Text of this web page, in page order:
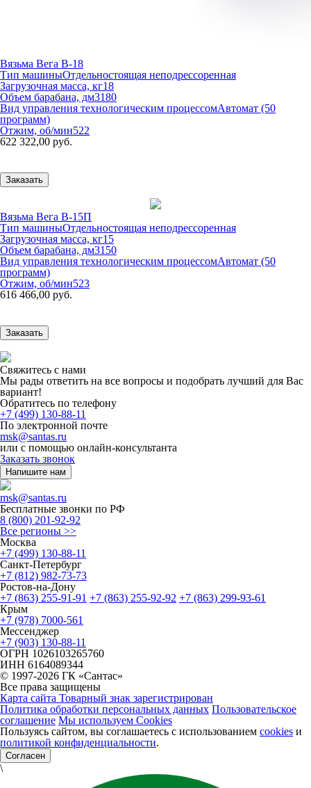
Вязьма Вега В-18
Тип машиныОтдельностоящая неподрессоренная
Загрузочная масса, кг18
Объем барабана, дм3180
Вид управления технологическим процессомАвтомат (50
программ)
Отжим, об/мин522
622 322,00 руб.
Заказать
Вязьма Вега В-15П
Тип машиныОтдельностоящая неподрессоренная
Загрузочная масса, кг15
Объем барабана, дм3150
Вид управления технологическим процессомАвтомат (50
программ)
Отжим, об/мин523
616 466,00 руб.
Заказать
Свяжитесь с нами
Мы рады ответить на все вопросы и подобрать лучший для Вас
вариант!
Обратитесь по телефону
+7 (499) 130-88-11
По электронной почте
msk@santas.ru
или с помощью онлайн-консультанта
Заказать звонок
Напишите нам
msk@santas.ru
Бесплатные звонки по РФ
8 (800) 201-92-92
Все регионы >>
Москва
+7 (499) 130-88-11
Санкт-Петербург
+7 (812) 982-73-73
Ростов-на-Дону
+7 (863) 255-91-91 +7 (863) 255-92-92 +7 (863) 299-93-61
Крым
+7 (978) 7000-561
Мессенджер
+7 (903) 130-88-11
ОГРН 1026103265760
ИНН 6164089344
© 1997-2026 ГК «Сантас»
Все права защищены
Карта сайта Товарный знак зарегистрирован
Политика обработки персональных данных Пользовательское
соглашение Мы используем Cookies
Пользуясь сайтом, вы соглашаетесь с использованием cookies и
политикой конфиденциальности.
Согласен
\